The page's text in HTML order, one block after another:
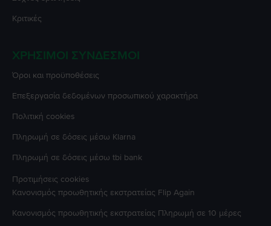
Κριτικές
ΧΡΉΣΙΜΟΙ ΣΎΝΔΕΣΜΟΙ
Όροι και προϋποθέσεις
Επεξεργασία δεδομένων προσωπικού χαρακτήρα
Πολιτική cookies
Πληρωμή σε δόσεις μέσω Klarna
Πληρωμή σε δόσεις μέσω tbi bank
Προτιμήσεις cookies
Κανονισμός προωθητικής εκστρατείας Flip Again
Κανονισμός προωθητικής εκστρατείας Πληρωμή σε 10 μέρες